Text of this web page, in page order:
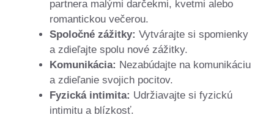
partnera malými darčekmi, kvetmi alebo
romantickou večerou.
Spoločné zážitky: Vytvárajte si spomienky
a zdieľajte spolu nové zážitky.
Komunikácia: Nezabúdajte na komunikáciu
a zdieľanie svojich pocitov.
Fyzická intimita: Udržiavajte si fyzickú
intimitu a blízkosť.